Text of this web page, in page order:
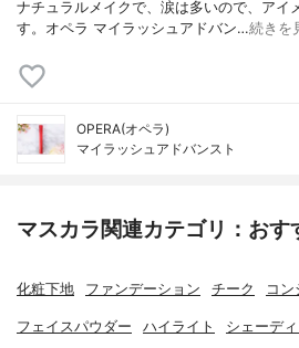
ナチュラルメイクで、涙は多いので、アイ
す。オペラ マイラッシュアドバン…続きを
OPERA(オペラ)
マイラッシュアドバンスト
マスカラ関連カテゴリ：お
化粧下地 ファンデーション チーク コン
フェイスパウダー ハイライト シェーデ